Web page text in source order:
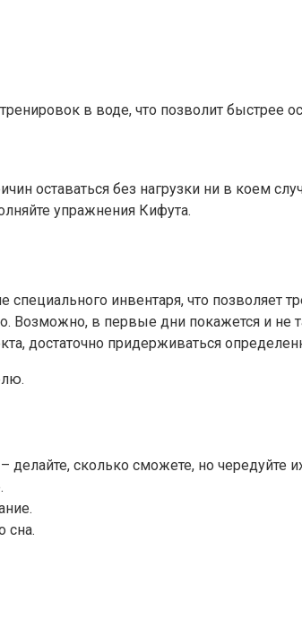
в воде, что позволит быстрее
оставаться без нагрузки ни в коем
упражнения Кифута.
инвентаря, что
в первые дни покажется и не
достаточно придерживаться
сколько сможете, но чередуйте
сна.